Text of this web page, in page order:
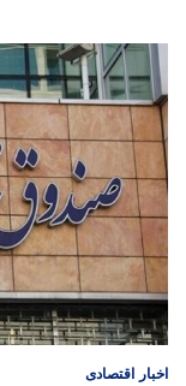
اخبار اقتصادی